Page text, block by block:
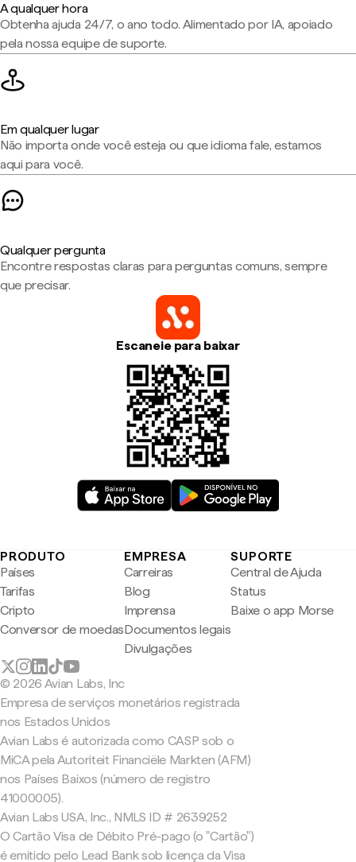
A qualquer hora
Obtenha ajuda 24/7, o ano todo. Alimentado por IA, apoiado
pela nossa equipe de suporte.
Em qualquer lugar
Não importa onde você esteja ou que idioma fale, estamos
aqui para você.
Qualquer pergunta
Encontre respostas claras para perguntas comuns, sempre
que precisar.
Escaneie para baixar
PRODUTO
Países
Tarifas
Cripto
Conversor de moedas
EMPRESA
Carreiras
Blog
Imprensa
Documentos legais
Divulgações
SUPORTE
Central de Ajuda
Status
Baixe o app Morse
© 2026 Avian Labs, Inc
Empresa de serviços monetários registrada
nos Estados Unidos
Avian Labs é autorizada como CASP sob o
MiCA pela Autoriteit Financiële Markten (AFM)
nos Países Baixos (número de registro
41000005).
Avian Labs USA, Inc., NMLS ID # 2639252
O Cartão Visa de Débito Pré-pago (o "Cartão")
é emitido pelo Lead Bank sob licença da Visa